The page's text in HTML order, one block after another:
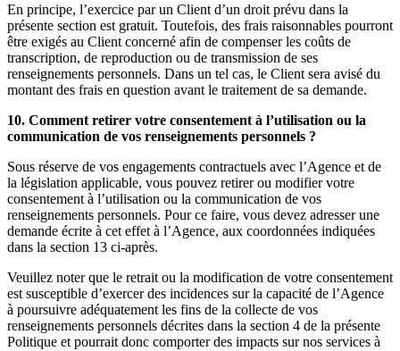
En principe, l’exercice par un Client d’un droit prévu dans la
présente section est gratuit. Toutefois, des frais raisonnables pourront
être exigés au Client concerné afin de compenser les coûts de
transcription, de reproduction ou de transmission de ses
renseignements personnels. Dans un tel cas, le Client sera avisé du
montant des frais en question avant le traitement de sa demande.
10. Comment retirer votre consentement à l’utilisation ou la
communication de vos renseignements personnels ?
Sous réserve de vos engagements contractuels avec l’Agence et de
la législation applicable, vous pouvez retirer ou modifier votre
consentement à l’utilisation ou la communication de vos
renseignements personnels. Pour ce faire, vous devez adresser une
demande écrite à cet effet à l’Agence, aux coordonnées indiquées
dans la section 13 ci-après.
Veuillez noter que le retrait ou la modification de votre consentement
est susceptible d’exercer des incidences sur la capacité de l’Agence
à poursuivre adéquatement les fins de la collecte de vos
renseignements personnels décrites dans la section 4 de la présente
Politique et pourrait donc comporter des impacts sur nos services à